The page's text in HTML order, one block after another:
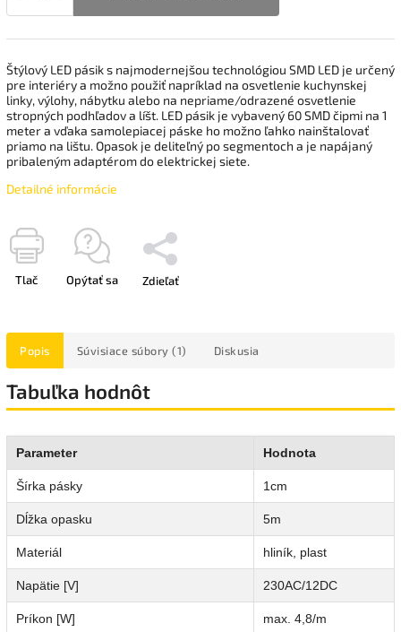
Štýlový LED pásik s najmodernejšou technológiou SMD LED je určený
pre interiéry a možno použiť napríklad na osvetlenie kuchynskej
linky, výlohy, nábytku alebo na nepriame/odrazené osvetlenie
stropných podhľadov a líšt. LED pásik je vybavený 60 SMD čipmi na 1
meter a vďaka samolepiacej páske ho možno ľahko nainštalovať
priamo na lištu. Opasok je deliteľný po segmentoch a je napájaný
pribaleným adaptérom do elektrickej siete.
Detailné informácie
Tlač Opýtať sa Zdieľať
Popis Súvisiace súbory (1) Diskusia
Tabuľka hodnôt
Parameter Hodnota
Šírka pásky 1cm
Dĺžka opasku 5m
Materiál hliník, plast
Napätie [V] 230AC/12DC
Príkon [W] max. 4,8/m